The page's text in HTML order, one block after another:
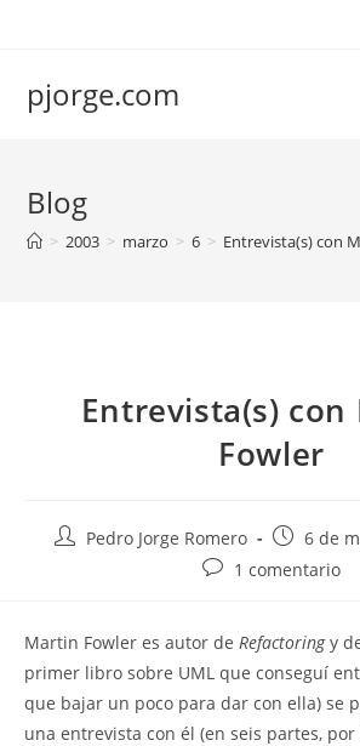
pjorge.com
Blog
> 2003 > marzo > 6 > Entrevista(s) con
Entrevista(s)
Fowler
AutorPedro Jorge Romero
de
6 de
Comentarios
entrada:
1 comentario
Martin Fowler es autor de Refactoringy
primer libro sobre UML que conseguí
que bajar un poco para dar con ella) se
una entrevista con él (en seis partes,